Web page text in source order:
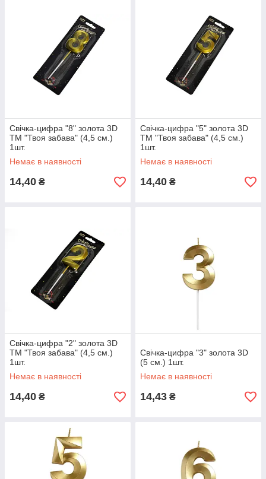
Свічка-цифра "8" золота 3D
ТМ "Твоя забава" (4,5 см.)
1шт.
Немає в наявності
14,40 ₴
Свічка-цифра "5" золота 3D
ТМ "Твоя забава" (4,5 см.)
1шт.
Немає в наявності
14,40 ₴
Свічка-цифра "2" золота 3D
ТМ "Твоя забава" (4,5 см.)
1шт.
Немає в наявності
14,40 ₴
Свічка-цифра "3" золота 3D
(5 см.) 1шт.
Немає в наявності
14,43 ₴